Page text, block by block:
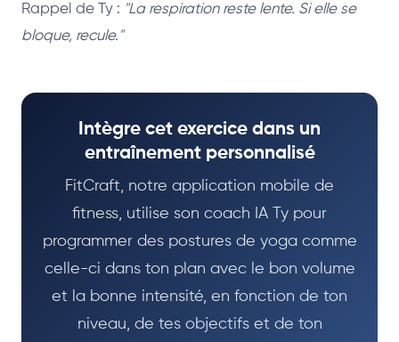
Rappel de Ty : "La respiration reste lente. Si elle se
bloque, recule."
Intègre cet exercice dans un
entraînement personnalisé
FitCraft, notre application mobile de
fitness, utilise son coach IA Ty pour
programmer des postures de yoga comme
celle-ci dans ton plan avec le bon volume
et la bonne intensité, en fonction de ton
niveau, de tes objectifs et de ton